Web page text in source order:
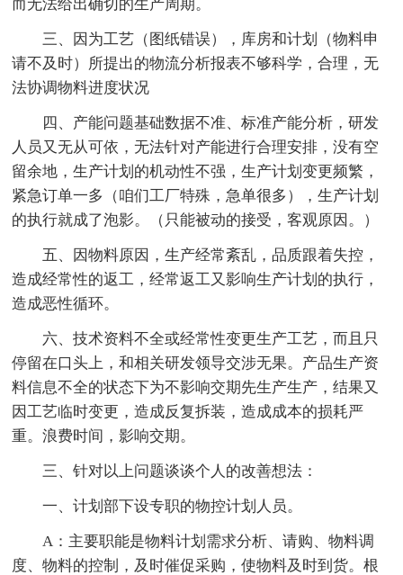
而无法给出确切的生产周期。
三、因为工艺（图纸错误），库房和计划（物料申
请不及时）所提出的物流分析报表不够科学，合理，无
法协调物料进度状况
四、产能问题基础数据不准、标准产能分析，研发
人员又无从可依，无法针对产能进行合理安排，没有空
留余地，生产计划的机动性不强，生产计划变更频繁，
紧急订单一多（咱们工厂特殊，急单很多），生产计划
的执行就成了泡影。（只能被动的接受，客观原因。）
五、因物料原因，生产经常紊乱，品质跟着失控，
造成经常性的返工，经常返工又影响生产计划的执行，
造成恶性循环。
六、技术资料不全或经常性变更生产工艺，而且只
停留在口头上，和相关研发领导交涉无果。产品生产资
料信息不全的状态下为不影响交期先生产生产，结果又
因工艺临时变更，造成反复拆装，造成成本的损耗严
重。浪费时间，影响交期。
三、针对以上问题谈谈个人的改善想法：
一、计划部下设专职的物控计划人员。
A：主要职能是物料计划需求分析、请购、物料调
度、物料的控制，及时催促采购，使物料及时到货。根